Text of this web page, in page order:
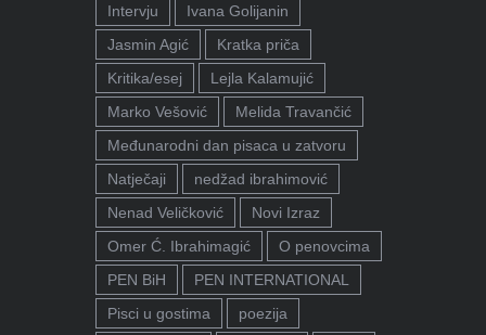
Intervju
Ivana Golijanin
Jasmin Agić
Kratka priča
Kritika/esej
Lejla Kalamujić
Marko Vešović
Melida Travančić
Međunarodni dan pisaca u zatvoru
Natječaji
nedžad ibrahimović
Nenad Veličković
Novi Izraz
Omer Ć. Ibrahimagić
O penovcima
PEN BiH
PEN INTERNATIONAL
Pisci u gostima
poezija